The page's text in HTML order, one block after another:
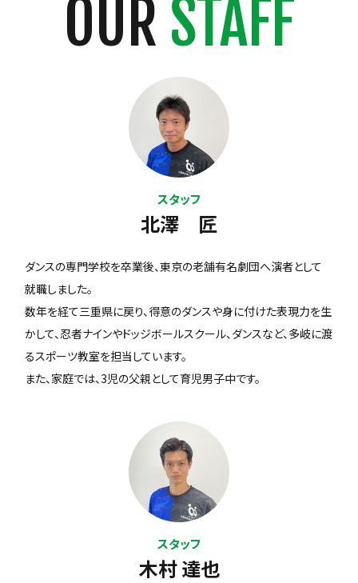
OUR STAFF
スタッフ
北澤 匠
ダンスの専門学校を卒業後、東京の老舗有名劇団へ演者として
就職しました。
数年を経て三重県に戻り、得意のダンスや身に付けた表現力を生
かして、忍者ナインやドッジボールスクール、ダンスなど、多岐に渡
るスポーツ教室を担当しています。
また、家庭では、3児の父親として育児男子中です。
スタッフ
木村 達也